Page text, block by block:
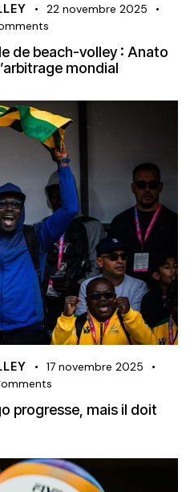
22 novembre 2025
de beach-volley : Anato
mondial
17 novembre 2025
progresse, mais il doit